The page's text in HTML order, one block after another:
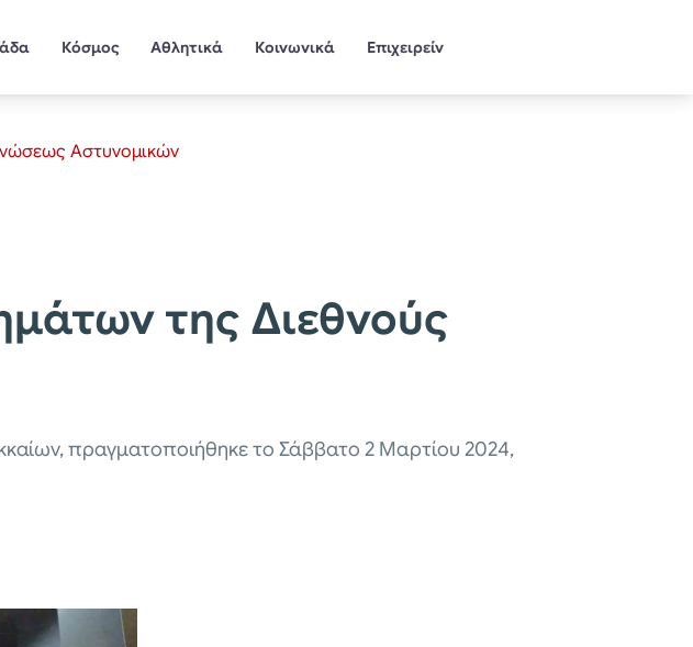
Κόσμος Αθλητικά Κοινωνικά Επιχειρείν
Αστυνομικών
της Διεθνούς
πραγματοποιήθηκε το Σάββατο 2 Μαρτίου 2024,